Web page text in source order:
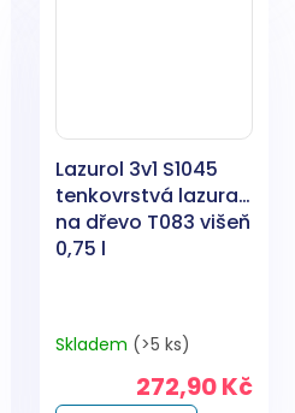
Lazurol 3v1 S1045
tenkovrstvá lazura
na dřevo T083 višeň
0,75 l
Skladem (>5 ks)
272,90 Kč